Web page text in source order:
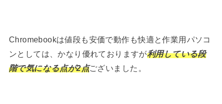
Chromebookは値段も安価で動作も快適と作業用パソコ
ンとしては、かなり優れておりますが利用している段
階で気になる点が2点ございました。